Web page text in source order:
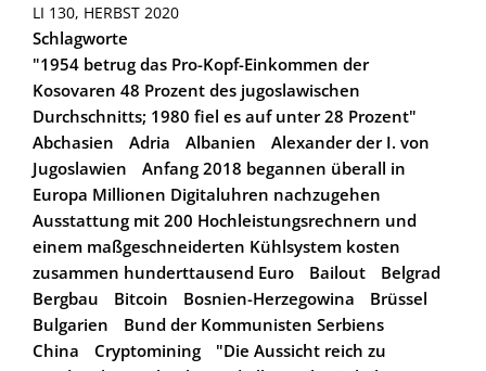
LI 130, HERBST 2020
Schlagworte
"1954 betrug das Pro-Kopf-Einkommen der
Kosovaren 48 Prozent des jugoslawischen
Durchschnitts; 1980 fiel es auf unter 28 Prozent"
Abchasien
Adria Albanien
Alexander der I. von
Jugoslawien
Anfang 2018 begannen überall in
Europa Millionen Digitaluhren nachzugehen
Ausstattung mit 200 Hochleistungsrechnern und
einem maßgeschneiderten Kühlsystem kosten
zusammen hunderttausend Euro
Bailout
Belgrad
Bergbau
Bitcoin Bosnien-Herzegowina
Brüssel
Bulgarien
Bund der Kommunisten Serbiens
China
Cryptomining
"Die Aussicht reich zu